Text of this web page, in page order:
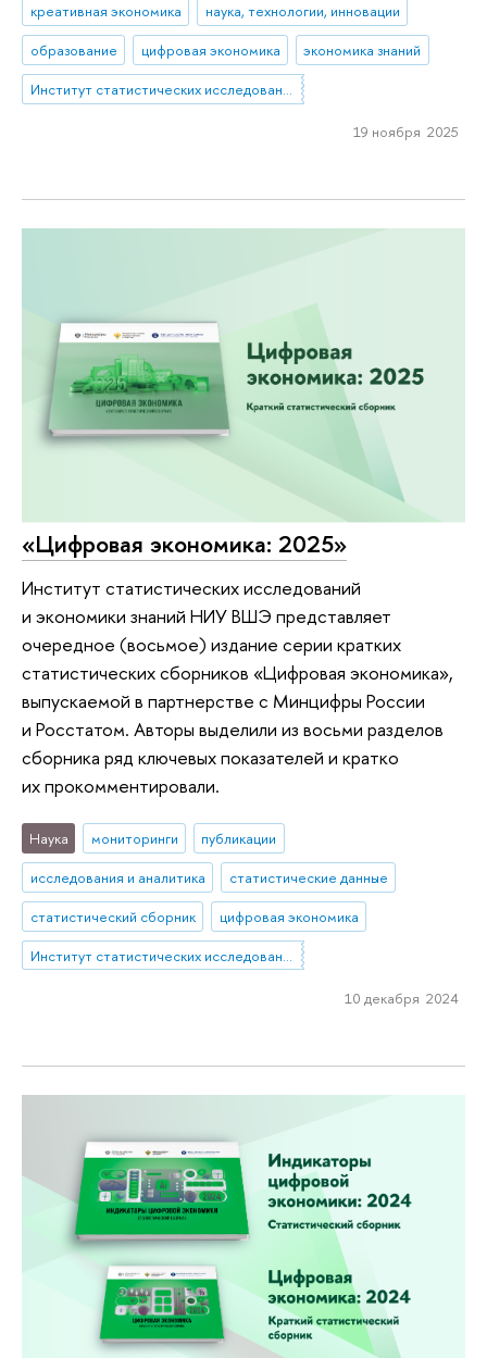
креативная экономика
наука, технологии, инновации
образование
цифровая экономика
экономика знаний
Институт статистических исследований и экономики знаний
19 ноября 2025
«Цифровая экономика: 2025»
Институт статистических исследований
и экономики знаний НИУ ВШЭ представляет
очередное (восьмое) издание серии кратких
статистических сборников «Цифровая экономика»,
выпускаемой в партнерстве с Минцифры России
и Росстатом. Авторы выделили из восьми разделов
сборника ряд ключевых показателей и кратко
их прокомментировали.
Наука мониторинги
публикации
исследования и аналитика
статистические данные
статистический сборник
цифровая экономика
10 декабря 2024